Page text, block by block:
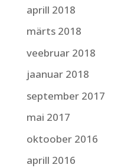
aprill 2018
märts 2018
veebruar 2018
jaanuar 2018
september 2017
mai 2017
oktoober 2016
aprill 2016